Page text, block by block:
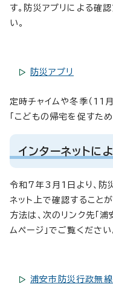
す。防災アプリによる確
い。
防災アプリ
定時チャイムや冬季（
「こどもの帰宅を促すた
インターネットに
令和7年3月1日より、防
ネット上で確認すること
方法は、次のリンク先「
ムページ」でご覧ください
浦安市防災行政無